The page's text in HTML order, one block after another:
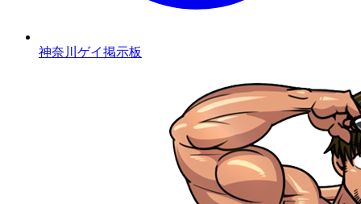
神奈川ゲイ掲示板